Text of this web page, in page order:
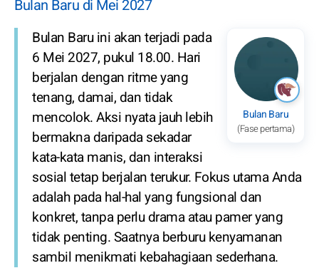
Bulan Baru di Mei 2027
Bulan Baru
(Fase pertama)
Bulan Baru ini akan terjadi pada
6 Mei 2027, pukul 18.00. Hari
berjalan dengan ritme yang
tenang, damai, dan tidak
mencolok. Aksi nyata jauh lebih
bermakna daripada sekadar
kata-kata manis, dan interaksi
sosial tetap berjalan terukur. Fokus utama Anda
adalah pada hal-hal yang fungsional dan
konkret, tanpa perlu drama atau pamer yang
tidak penting. Saatnya berburu kenyamanan
sambil menikmati kebahagiaan sederhana.